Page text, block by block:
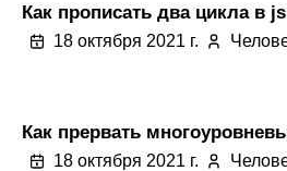
Как прописать два цикла в js
18 октября 2021 г.
Как прервать
18 октября 2021 г.